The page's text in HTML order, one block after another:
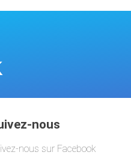
nous
nous sur Facebook